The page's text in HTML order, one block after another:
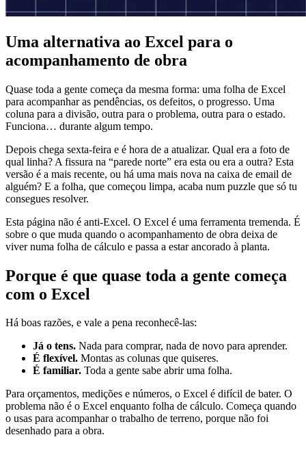
Uma alternativa ao Excel para o
acompanhamento de obra
Quase toda a gente começa da mesma forma: uma folha de Excel
para acompanhar as pendências, os defeitos, o progresso. Uma
coluna para a divisão, outra para o problema, outra para o estado.
Funciona… durante algum tempo.
Depois chega sexta-feira e é hora de a atualizar. Qual era a foto de
qual linha? A fissura na “parede norte” era esta ou era a outra? Esta
versão é a mais recente, ou há uma mais nova na caixa de email de
alguém? E a folha, que começou limpa, acaba num puzzle que só tu
consegues resolver.
Esta página não é anti-Excel. O Excel é uma ferramenta tremenda. É
sobre o que muda quando o acompanhamento de obra deixa de
viver numa folha de cálculo e passa a estar ancorado à planta.
Porque é que quase toda a gente começa
com o Excel
Há boas razões, e vale a pena reconhecê-las:
Já o tens. Nada para comprar, nada de novo para aprender.
É flexível. Montas as colunas que quiseres.
É familiar. Toda a gente sabe abrir uma folha.
Para orçamentos, medições e números, o Excel é difícil de bater. O
problema não é o Excel enquanto folha de cálculo. Começa quando
o usas para acompanhar o trabalho de terreno, porque não foi
desenhado para a obra.